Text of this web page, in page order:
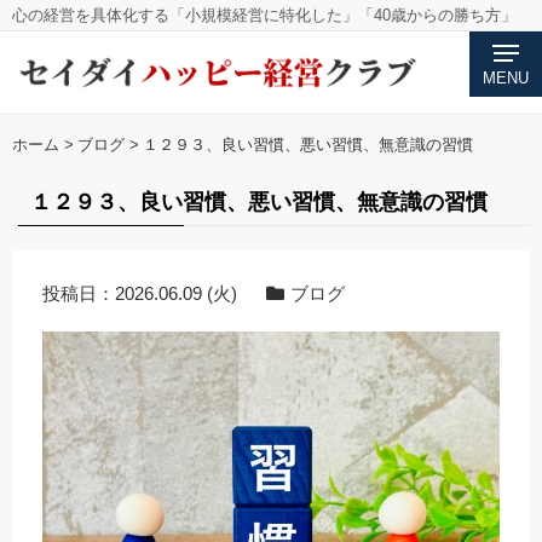
心の経営を具体化する「小規模経営に特化した」「40歳からの勝ち方」
MENU
ホーム > ブログ > １２９３、良い習慣、悪い習慣、無意識の習慣
１２９３、良い習慣、悪い習慣、無意識の習慣
投稿日： 2026.06.09 (火) ブログ